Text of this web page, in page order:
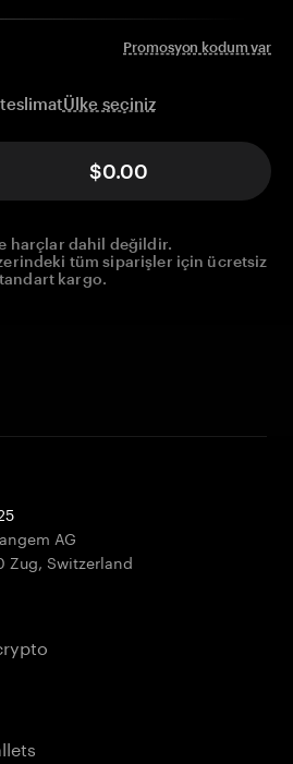
Promosyon kodum var
Ülke seçiniz
$0.00
harçlar dahil değildir.
tüm siparişler için ücretsiz
kargo.
AG
Zug, Switzerland